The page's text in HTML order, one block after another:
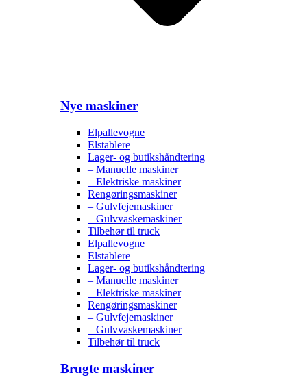
Nye maskiner
Elpallevogne
Elstablere
Lager- og butikshåndtering
– Manuelle maskiner
– Elektriske maskiner
Rengøringsmaskiner
– Gulvfejemaskiner
– Gulvvaskemaskiner
Tilbehør til truck
Elpallevogne
Elstablere
Lager- og butikshåndtering
– Manuelle maskiner
– Elektriske maskiner
Rengøringsmaskiner
– Gulvfejemaskiner
– Gulvvaskemaskiner
Tilbehør til truck
Brugte maskiner